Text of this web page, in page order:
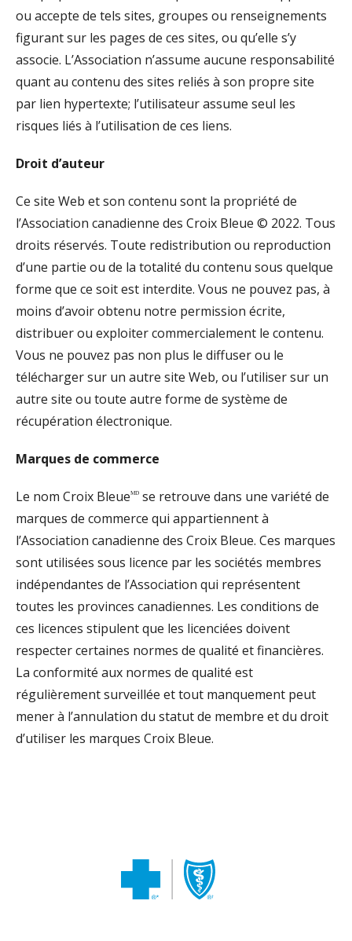
ou accepte de tels sites, groupes ou renseignements
figurant sur les pages de ces sites, ou qu’elle s’y
associe. L’Association n’assume aucune responsabilité
quant au contenu des sites reliés à son propre site
par lien hypertexte; l’utilisateur assume seul les
risques liés à l’utilisation de ces liens.
Droit d’auteur
Ce site Web et son contenu sont la propriété de
l’Association canadienne des Croix Bleue © 2022. Tous
droits réservés. Toute redistribution ou reproduction
d’une partie ou de la totalité du contenu sous quelque
forme que ce soit est interdite. Vous ne pouvez pas, à
moins d’avoir obtenu notre permission écrite,
distribuer ou exploiter commercialement le contenu.
Vous ne pouvez pas non plus le diffuser ou le
télécharger sur un autre site Web, ou l’utiliser sur un
autre site ou toute autre forme de système de
récupération électronique.
Marques de commerce
Le nom Croix Bleueᴹᴰ se retrouve dans une variété de
marques de commerce qui appartiennent à
l’Association canadienne des Croix Bleue. Ces marques
sont utilisées sous licence par les sociétés membres
indépendantes de l’Association qui représentent
toutes les provinces canadiennes. Les conditions de
ces licences stipulent que les licenciées doivent
respecter certaines normes de qualité et financières.
La conformité aux normes de qualité est
régulièrement surveillée et tout manquement peut
mener à l’annulation du statut de membre et du droit
d’utiliser les marques Croix Bleue.